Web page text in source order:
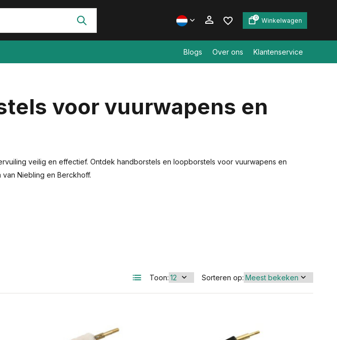
Account aanmaken
0 Winkelwagen
Blogs Over ons Klantenservice
voor vuurwapens en
veilig en effectief. Ontdek handborstels en loopborstels voor vuurwapens en
Niebling en Berckhoff.
Toon: Sorteren op: